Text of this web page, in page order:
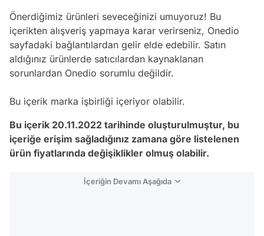
Önerdiğimiz ürünleri seveceğinizi umuyoruz! Bu
içerikten alışveriş yapmaya karar verirseniz, Onedio
sayfadaki bağlantılardan gelir elde edebilir. Satın
aldığınız ürünlerde satıcılardan kaynaklanan
sorunlardan Onedio sorumlu değildir.
Bu içerik marka işbirliği içeriyor olabilir.
Bu içerik 20.11.2022 tarihinde oluşturulmuştur, bu
içeriğe erişim sağladığınız zamana göre listelenen
ürün fiyatlarında değişiklikler olmuş olabilir.
İçeriğin Devamı Aşağıda